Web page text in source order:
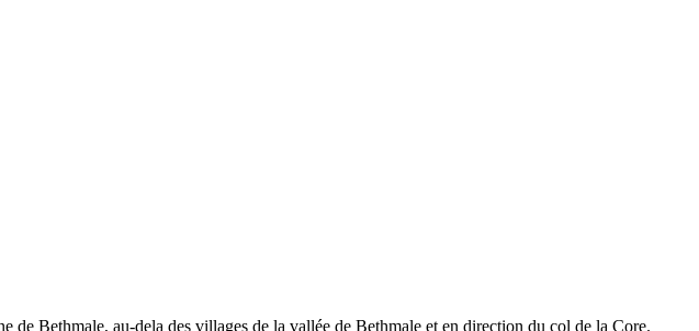
de Bethmale, au-dela des villages de la vallée de Bethmale et en direction du col de la Core.